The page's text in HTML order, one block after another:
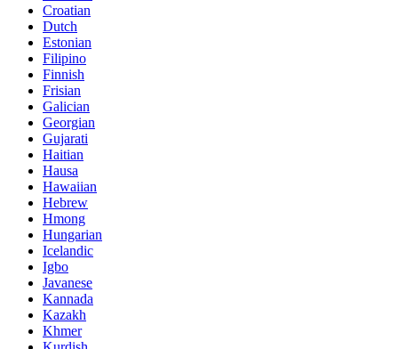
Croatian
Dutch
Estonian
Filipino
Finnish
Frisian
Galician
Georgian
Gujarati
Haitian
Hausa
Hawaiian
Hebrew
Hmong
Hungarian
Icelandic
Igbo
Javanese
Kannada
Kazakh
Khmer